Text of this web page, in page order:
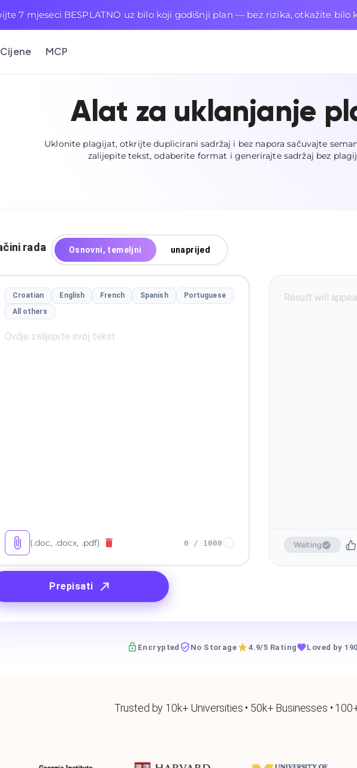
7 mjeseci BESPLATNO uz bilo koji godišnji plan — bez rizika, otkažite bilo
Cijene MCP
Alat za uklanjanje
Uklonite plagijat, otkrijte duplicirani sadržaj i bez napora sačuvajte
zalijepite tekst, odaberite format i generirajte sadržaj bez
rada Osnovni, temeljni unaprijed
Croatian English French Spanish
Portuguese
All others
(.doc, .docx, .pdf) 0 / 1000 Waiting
Prepisati
Encrypted No Storage 4.9/5 Rating Loved by
Trusted by 10k+ Universities • 50k+ Businesses •